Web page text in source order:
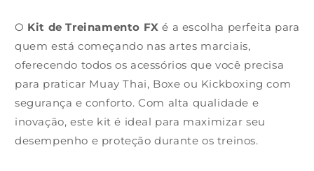
O Kit de Treinamento FX é a escolha perfeita para
quem está começando nas artes marciais,
oferecendo todos os acessórios que você precisa
para praticar Muay Thai, Boxe ou Kickboxing com
segurança e conforto. Com alta qualidade e
inovação, este kit é ideal para maximizar seu
desempenho e proteção durante os treinos.